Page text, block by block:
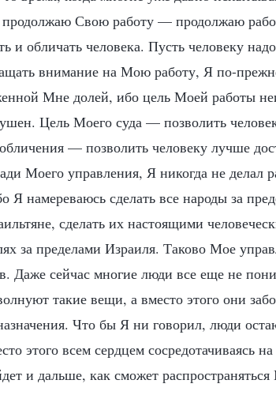
продолжаю Свою работу — продолжаю
и обличать человека. Пусть человеку
внимание на Мою работу, Я по-
Мне долей, ибо цель Моей работы
Цель Моего суда — позволить
— позволить человеку лучше
Моего управления, Я никогда не делал
Я намереваюсь сделать все народы за
сделать их настоящими
за пределами Израиля. Таково Мое
Даже сейчас многие люди все еще не
такие вещи, а вместо этого они
Что бы Я ни говорил, люди
этого всем сердцем сосредотачиваясь
и дальше, как сможет